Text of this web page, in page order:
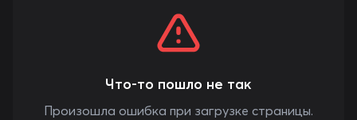
Что-то пошло не так
Произошла ошибка при загрузке страницы.